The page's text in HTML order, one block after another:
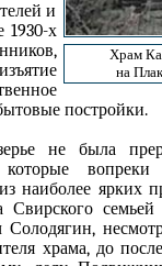
Храм
на
и
1930-х
постройки.
не была
вопреки
наиболее ярких
Свирского
храма, до